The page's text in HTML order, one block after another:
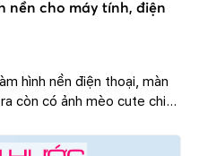
nền cho máy tính, điện
hình nền điện thoại, màn
còn có ảnh mèo cute chibi